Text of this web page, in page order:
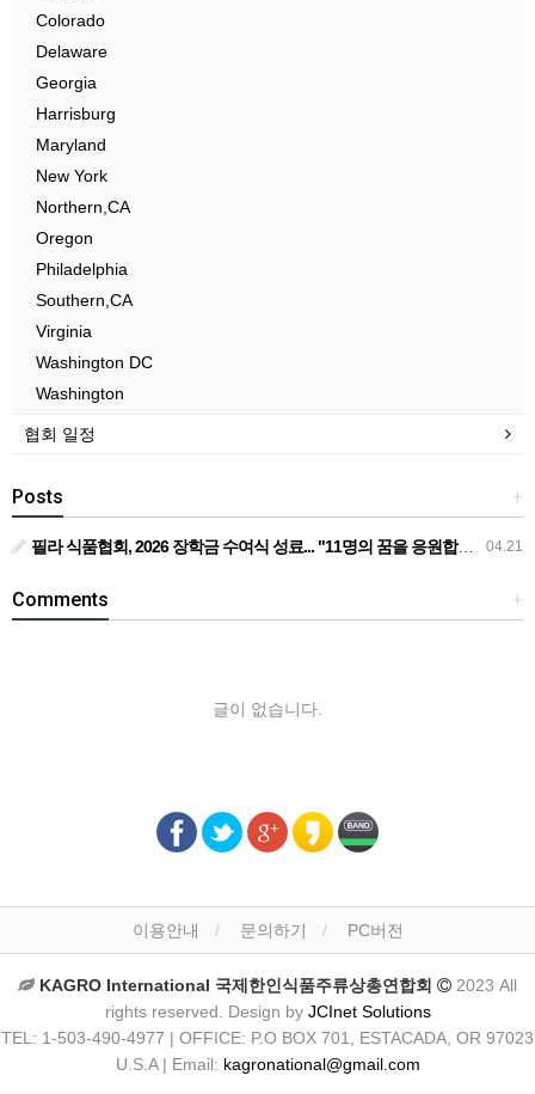
Colorado
Delaware
Georgia
Harrisburg
Maryland
New York
Northern,CA
Oregon
Philadelphia
Southern,CA
Virginia
Washington DC
Washington
협회 일정
+
Posts
04.21
필라 식품협회, 2026 장학금 수여식 성료... "11명의 꿈을 응원합니다"... 필라 식품협회, 1만 1천 달러 장학금 전달
+
Comments
글이 없습니다.
이용안내 문의하기 PC버전
KAGRO International 국제한인식품주류상총연합회
2023 All
rights reserved. Design by JCInet Solutions
TEL: 1-503-490-4977 | OFFICE: P.O BOX 701, ESTACADA, OR 97023
U.S.A | Email: kagronational@gmail.com